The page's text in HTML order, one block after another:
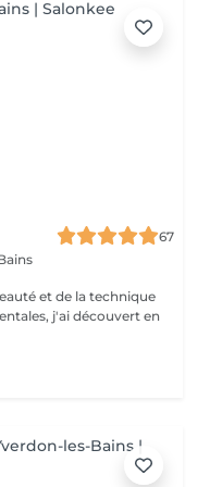
67
et de la technique
j'ai découvert en